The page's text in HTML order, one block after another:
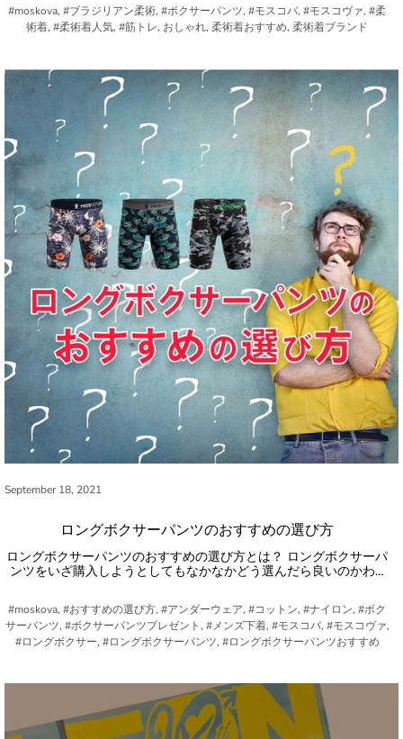
#moskova, #ブラジリアン柔術, #ボクサーパンツ, #モスコバ, #モスコヴァ, #柔
術着, #柔術着人気, #筋トレ, おしゃれ, 柔術着おすすめ, 柔術着ブランド
September 18, 2021
ロングボクサーパンツのおすすめの選び方
ロングボクサーパンツのおすすめの選び方とは？ ロングボクサーパ
ンツをいざ購入しようとしてもなかなかどう選んだら良いのかわ…
#moskova, #おすすめの選び方, #アンダーウェア, #コットン, #ナイロン, #ボク
サーパンツ, #ボクサーパンツプレゼント, #メンズ下着, #モスコバ, #モスコヴァ,
#ロングボクサー, #ロングボクサーパンツ, #ロングボクサーパンツおすすめ